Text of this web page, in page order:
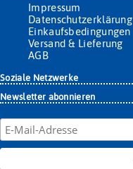
Impressum
Datenschutzerklärung
Einkaufsbedingungen
Versand & Lieferung
AGB
Soziale Netzwerke
Newsletter abonnieren